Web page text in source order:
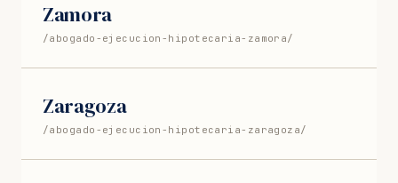
Zamora
/abogado-ejecucion-hipotecaria-zamora/
Zaragoza
/abogado-ejecucion-hipotecaria-zaragoza/